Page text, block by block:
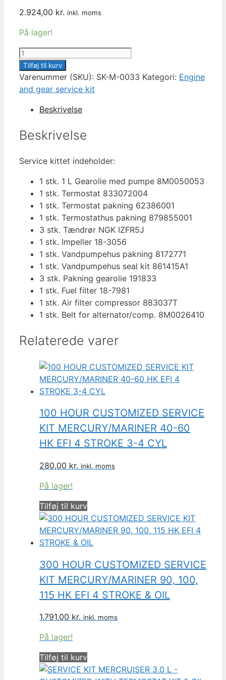
2.924,00 kr. inkl. moms
På lager!
300
HOUR
CUSTOMIZED
SERVICE
MERCURY
DFI
-
antal
Tilføj til kurv
Varenummer (SKU): SK-M-0033 Kategori: Engine
and gear service kit
Beskrivelse
Beskrivelse
Service kittet indeholder:
1 stk. 1 L Gearolie med pumpe 8M0050053
1 stk. Termostat 833072004
1 stk. Termostat pakning 62386001
1 stk. Termostathus pakning 879855001
3 stk. Tændrør NGK IZFR5J
1 stk. Impeller 18-3056
1 stk. Vandpumpehus pakning 8172771
1 stk. Vandpumpehus seal kit 861415A1
3 stk. Pakning gearolie 191833
1 stk. Fuel filter 18-7981
1 stk. Air filter compressor 883037T
1 stk. Belt for alternator/comp. 8M0026410
Relaterede varer
100 HOUR CUSTOMIZED SERVICE
KIT MERCURY/MARINER 40-60
HK EFI 4 STROKE 3-4 CYL
280,00 kr. inkl. moms
På lager!
Tilføj til kurv
300 HOUR CUSTOMIZED SERVICE
KIT MERCURY/MARINER 90, 100,
115 HK EFI 4 STROKE & OIL
1.791,00 kr. inkl. moms
På lager!
Tilføj til kurv